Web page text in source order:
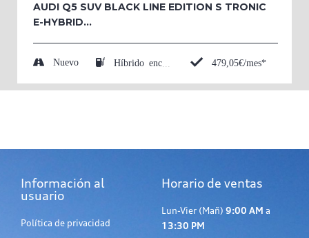
AUDI Q5 SUV BLACK LINE EDITION S TRONIC
E-HYBRID...
Nuevo 479,05€/mes*
Información al
usuario
Política de privacidad
Horario de ventas
Lun-Vier (Mañ) 9:00 AM a
13:30 PM